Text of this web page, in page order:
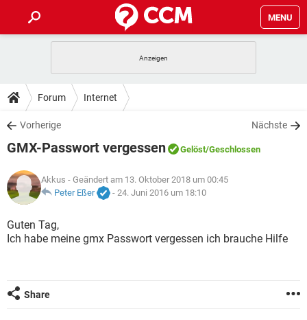
MENU
ANDROID
WINDOWS 10
WHATSAPP TIKTOK
FACEBOOK
TIPPS & TRICKS
SPIELE
WHATSAPP TIKTOK
FACEBOOK
DOWNLOADS
SPIELE STREAMING
ANDROID
WINDOWS 10 INSTAGRAM
WHATSAPP
FACEBOOK HARDWARE
SPIELE STREAMING
ANDROID
WINDOWS 10
LEXIKON
SPIELE
ANDROID IOS
WHATSAPP
Forum Internet
Vorherige Nächste
GMX-Passwort vergessen Gelöst/Geschlossen
Akkus - Geändert am 13. Oktober 2018 um 00:45
Peter Eßer
- 24. Juni 2016 um 18:10
Guten Tag,
Ich habe meine gmx Passwort vergessen ich brauche Hilfe
Share